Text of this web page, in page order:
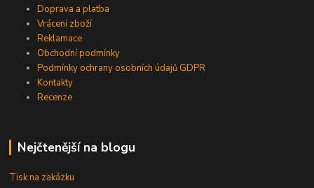
Doprava a platba
Vrácení zboží
Reklamace
Obchodní podmínky
Podmínky ochrany osobních údajů GDPR
Kontakty
Recenze
Nejčtenější na blogu
Tisk na zakázku